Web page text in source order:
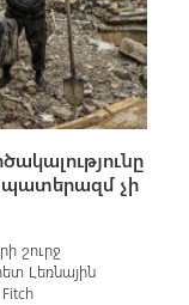
պատերազմ չի
շուրջ
Լեռնային